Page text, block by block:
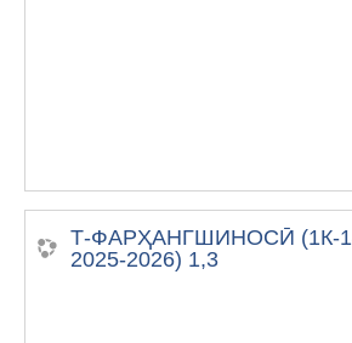
Т-ФАРҲАНГШИНОСӢ (1К-
2025-2026) 1,3